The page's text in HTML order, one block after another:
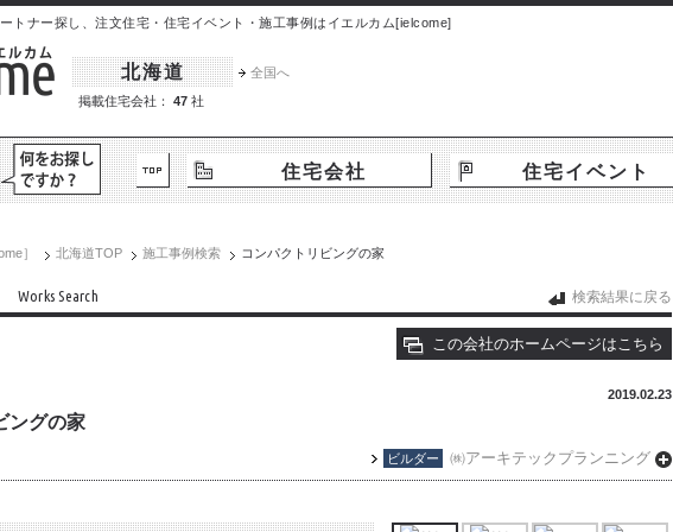
トナー探し、注文住宅・住宅イベント・施工事例はイエルカム[ielcome]
北海道
全国へ
掲載住宅会社：
47 社
住宅会社 住宅イベント
］ 北海道TOP 施工事例検索 コンパクトリビングの家
Works Search 検索結果に戻る
この会社のホームページはこちら
2019.02.23
ングの家
ビルダー ㈱アーキテックプランニング